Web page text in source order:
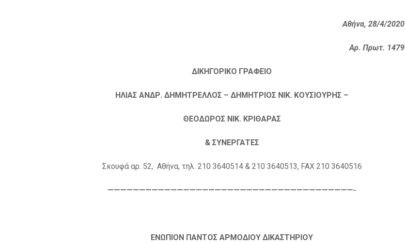
Αθήνα, 28/4/2020
Αρ. Πρωτ. 1479
ΔΙΚΗΓΟΡΙΚΟ ΓΡΑΦΕΙΟ
ΗΛΙΑΣ ΑΝΔΡ. ΔΗΜΗΤΡΕΛΛΟΣ – ΔΗΜΗΤΡΙΟΣ ΝΙΚ. ΚΟΥΣΙΟΥΡΗΣ –
ΘΕΟΔΩΡΟΣ ΝΙΚ. ΚΡΙΘΑΡΑΣ
& ΣΥΝΕΡΓΑΤΕΣ
Σκουφά αρ. 52, Αθήνα, τηλ. 210 3640514 & 210 3640513, FAX 210 3640516
———————————————————————————————————————-
ΕΝΩΠΙΟΝ ΠΑΝΤΟΣ ΑΡΜΟΔΙΟΥ ΔΙΚΑΣΤΗΡΙΟΥ